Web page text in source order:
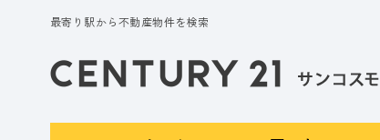
最寄り駅から不動産物件を検索